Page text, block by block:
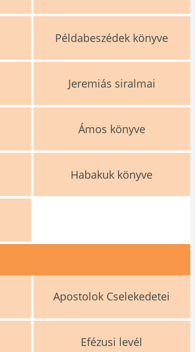
Példabeszédek könyve
Jeremiás siralmai
Ámos könyve
Habakuk könyve
Apostolok Cselekedetei
Efézusi levél